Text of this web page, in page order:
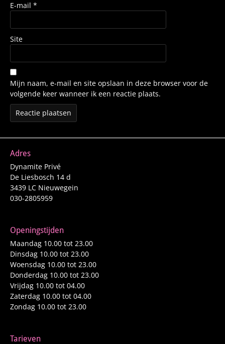
E-mail *
Site
Mijn naam, e-mail en site opslaan in deze browser voor de
volgende keer wanneer ik een reactie plaats.
Adres
Dynamite Privé
De Liesbosch 14 d
3439 LC Nieuwegein
030-2805959
Openingstijden
Maandag 10.00 tot 23.00
Dinsdag 10.00 tot 23.00
Woensdag 10.00 tot 23.00
Donderdag 10.00 tot 23.00
Vrijdag 10.00 tot 04.00
Zaterdag 10.00 tot 04.00
Zondag 10.00 tot 23.00
Tarieven